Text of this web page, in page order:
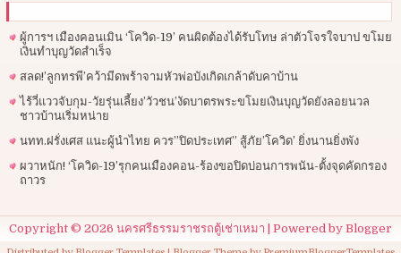
ผู้การฯ​ เมืองคอนเมิน ‘โควิด-19’ คนผิดต้องได้รับโทษ ล่าตัวโจรใจบาป ขโมย
เงินทำบุญวัดสำเร็จ
สลด!’ลูกทรพี’คว้ามีดพร้าจามหัวพ่อบังเกิดเกล้าดับคาบ้าน
ไร้วี่แววจับกุม-วัยรุ่นเลี้ยง’วัวชน’งัดบาตรพระขโมยเงินบุญวัดยังลอยนวล
ชาวบ้านเริ่มหน่าย
นทท.ฝรั่งเศส แนะผู้นำไทย ควร”ปิดประเทศ” สู้ภัย’โควิด’ ยิ่งนานยิ่งพัง
ผวาหนัก! ‘โควิด-19’รุกคนเมืองคอน-ร้องขอปิดบ่อนการพนัน-ตั้งจุดคัดกรอง
ถาวร
Copyright © 2026 นครศรีธรรมราชรถตู้เช่าเหมา | Powered by Blogger